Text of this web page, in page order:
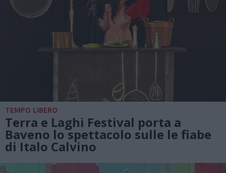
TEMPO LIBERO
Terra e Laghi Festival porta a
Baveno lo spettacolo sulle le fiabe
di Italo Calvino